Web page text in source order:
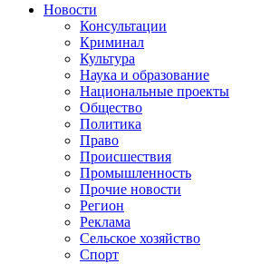
Новости
Консультации
Криминал
Культура
Наука и образование
Национальные проекты
Общество
Политика
Право
Происшествия
Промышленность
Прочие новости
Регион
Реклама
Сельское хозяйство
Спорт